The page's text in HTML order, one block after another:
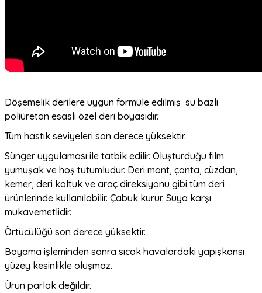
Döşemelik derilere uygun formüle edilmiş su bazlı
poliüretan esaslı özel deri boyasıdır.
Tüm hastık seviyeleri son derece yüksektir.
Sünger uygulaması ile tatbik edilir. Oluşturduğu film
yumuşak ve hoş tutumludur. Deri mont, çanta, cüzdan,
kemer, deri koltuk ve araç direksiyonu gibi tüm deri
ürünlerinde kullanılabilir. Çabuk kurur. Suya karşı
mukavemetlidir.
Örtücülüğü son derece yüksektir.
Boyama işleminden sonra sıcak havalardaki yapışkansı
yüzey kesinlikle oluşmaz.
Ürün parlak değildir.